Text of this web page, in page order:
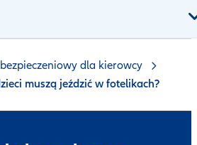
dla kierowcy
muszą jeździć w fotelikach?